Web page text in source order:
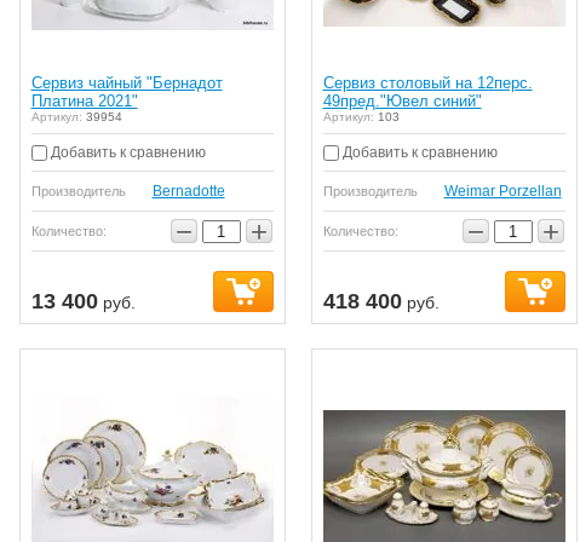
Сервиз чайный "Бернадот
Платина 2021"
Артикул: 39954
Добавить к сравнению
Производитель Bernadotte
Количество: − +
13 400руб.
Сервиз столовый на 12перс.
49пред."Ювел синий"
Артикул: 103
Добавить к сравнению
Производитель Weimar Porzellan
Количество: − +
418 400руб.
Полная сервировка стола,
давно искали?
Серия Ваз для Вашего дома!
На любой вкус
Набор